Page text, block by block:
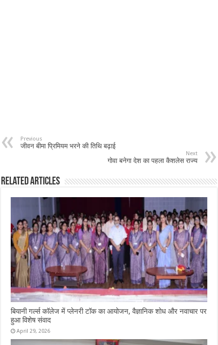
Previous
जीवन बीमा प्रिमियम भरने की तिथि बढ़ाई
Next
गोवा बनेगा देश का पहला कैशलेस राज्य
Related Articles
बियानी गर्ल्स कॉलेज में प्लेनरी टॉक का आयोजन, वैज्ञानिक शोध और नवाचार पर
हुआ विशेष संवाद
April 29, 2026